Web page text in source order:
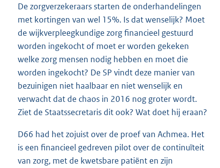
De zorgverzekeraars starten de onderhandelingen
met kortingen van wel 15%. Is dat wenselijk? Moet
de wijkverpleegkundige zorg financieel gestuurd
worden ingekocht of moet er worden gekeken
welke zorg mensen nodig hebben en moet die
worden ingekocht? De SP vindt deze manier van
bezuinigen niet haalbaar en niet wenselijk en
verwacht dat de chaos in 2016 nog groter wordt.
Ziet de Staatssecretaris dit ook? Wat doet hij eraan?
D66 had het zojuist over de proef van Achmea. Het
is een financieel gedreven pilot over de continuïteit
van zorg, met de kwetsbare patiënt en zijn